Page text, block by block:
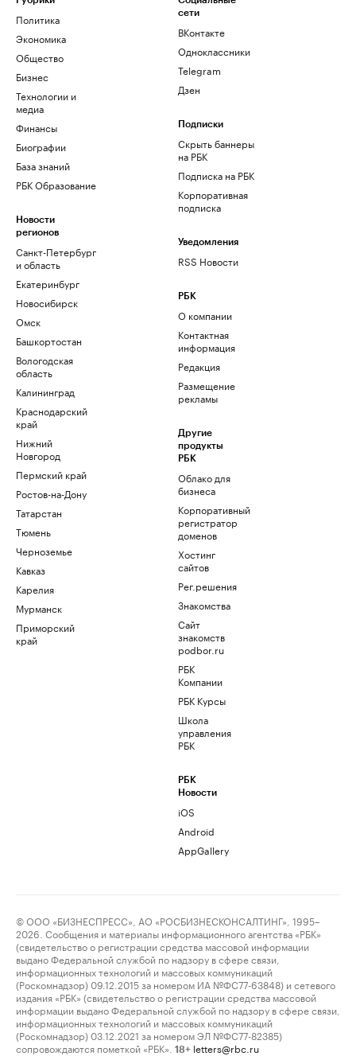
Политика
Экономика
Общество
Бизнес
Технологии и
медиа
Финансы
Биографии
База знаний
РБК Образование
Новости
регионов
Санкт-Петербург
и область
Екатеринбург
Новосибирск
Омск
Башкортостан
Вологодская
область
Калининград
Краснодарский
край
Нижний
Новгород
Пермский край
Ростов-на-Дону
Татарстан
Тюмень
Черноземье
Кавказ
Карелия
Мурманск
Приморский
край
сети
ВКонтакте
Одноклассники
Telegram
Дзен
Подписки
Скрыть баннеры
на РБК
Подписка на РБК
Корпоративная
подписка
Уведомления
RSS Новости
РБК
О компании
Контактная
информация
Редакция
Размещение
рекламы
Другие
продукты
РБК
Облако для
бизнеса
Корпоративный
регистратор
доменов
Хостинг
сайтов
Рег.решения
Знакомства
Сайт
знакомств
podbor.ru
РБК
Компании
РБК Курсы
Школа
управления
РБК
РБК
Новости
iOS
Android
AppGallery
© ООО «БИЗНЕСПРЕСС», АО «РОСБИЗНЕСКОНСАЛТИНГ», 1995–
2026. Сообщения и материалы информационного агентства «РБК»
(свидетельство о регистрации средства массовой информации
выдано Федеральной службой по надзору в сфере связи,
информационных технологий и массовых коммуникаций
(Роскомнадзор) 09.12.2015 за номером ИА №ФС77-63848) и сетевого
издания «РБК» (свидетельство о регистрации средства массовой
информации выдано Федеральной службой по надзору в сфере связи,
информационных технологий и массовых коммуникаций
(Роскомнадзор) 03.12.2021 за номером ЭЛ №ФС77-82385)
сопровождаются пометкой «РБК».
18+ letters@rbc.ru